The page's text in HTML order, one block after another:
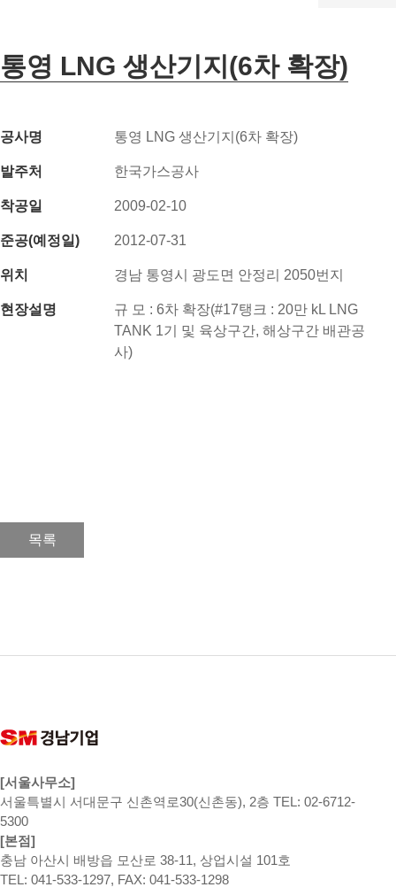
통영 LNG 생산기지(6차 확장)
공사명 통영 LNG 생산기지(6차 확장)
발주처 한국가스공사
착공일 2009-02-10
준공(예정일) 2012-07-31
위치 경남 통영시 광도면 안정리 2050번지
현장설명
규 모 : 6차 확장(#17탱크 : 20만 kL LNG
TANK 1기 및 육상구간, 해상구간 배관공
사)
목록
[서울사무소]
서울특별시 서대문구 신촌역로30(신촌동), 2층 TEL: 02-6712-
5300
[본점]
충남 아산시 배방읍 모산로 38-11, 상업시설 101호
TEL: 041-533-1297, FAX: 041-533-1298